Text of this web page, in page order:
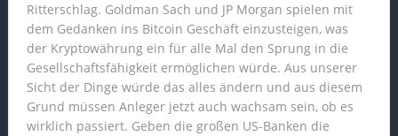
Ritterschlag. Goldman Sach und JP Morgan spielen mit
dem Gedanken ins Bitcoin Geschäft einzusteigen, was
der Kryptowährung ein für alle Mal den Sprung in die
Gesellschaftsfähigkeit ermöglichen würde. Aus unserer
Sicht der Dinge würde das alles ändern und aus diesem
Grund müssen Anleger jetzt auch wachsam sein, ob es
wirklich passiert. Geben die großen US-Banken die